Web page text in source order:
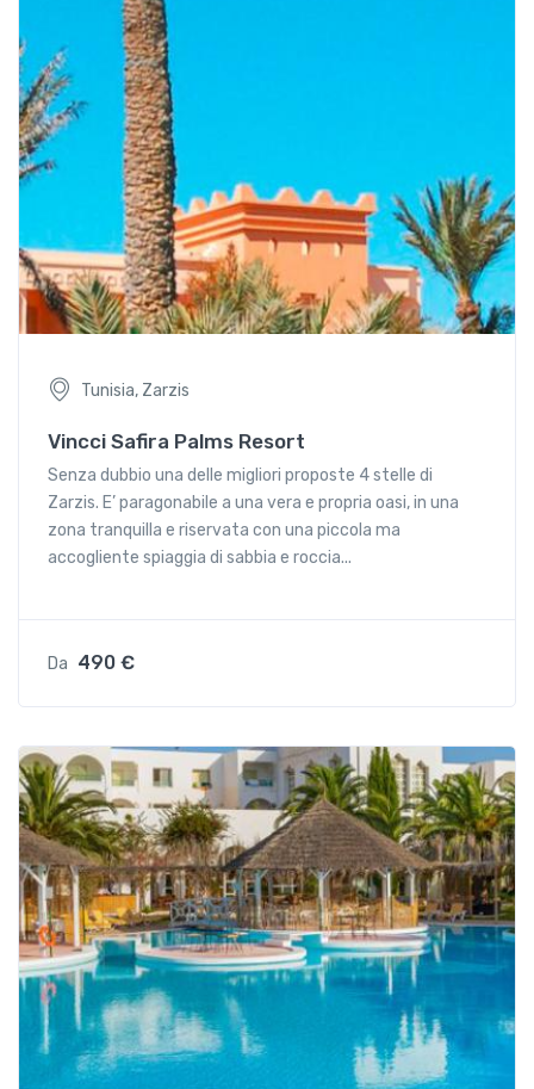
Tunisia, Zarzis
Vincci Safira Palms Resort
Senza dubbio una delle migliori proposte 4 stelle di
Zarzis. E’ paragonabile a una vera e propria oasi, in una
zona tranquilla e riservata con una piccola ma
accogliente spiaggia di sabbia e roccia...
Da 490 €